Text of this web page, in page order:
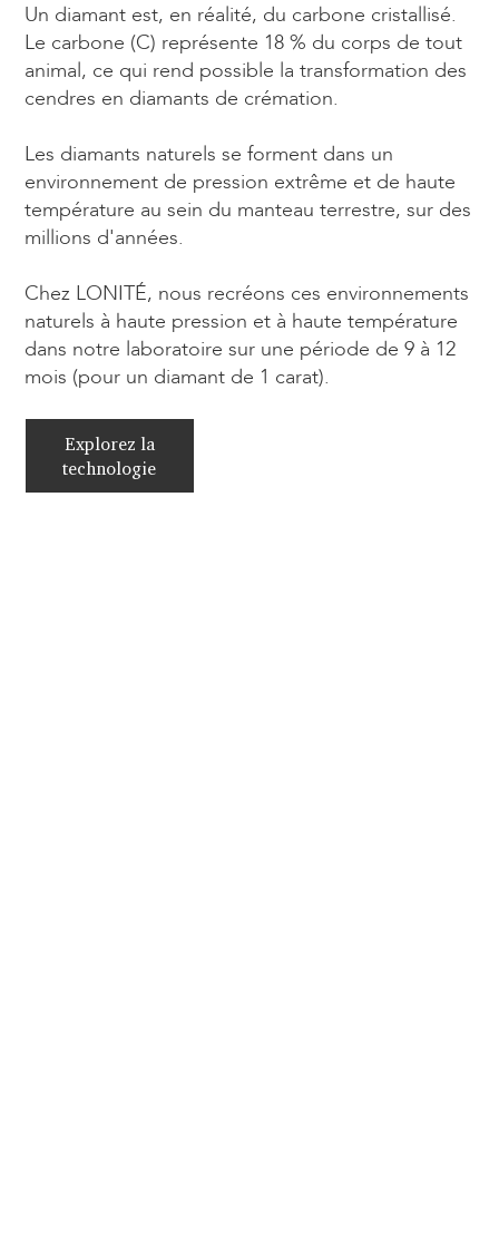
Explorez la
technologie
Un diamant est, en réalité, du carbone cristallisé.
Le carbone (C) représente 18 % du corps de tout
animal, ce qui rend possible la transformation des
cendres en diamants de crémation.
Les diamants naturels se forment dans un
environnement de pression extrême et de haute
température au sein du manteau terrestre, sur des
millions d'années.
Chez LONITÉ, nous recréons ces environnements
naturels à haute pression et à haute température
dans notre laboratoire sur une période de 9 à 12
mois (pour un diamant de 1 carat).